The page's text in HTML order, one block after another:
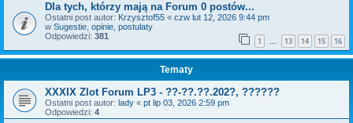
Dla tych, którzy mają na Forum 0 postów...
Ostatni post autor: Krzysztof55 « czw lut 12, 2026 9:44 pm
w Sugestie, opinie, postulaty
Odpowiedzi: 381 1 … 13 14 15 16
Tematy
XXXIX Zlot Forum LP3 - ??-??.??.202?, ??????
Ostatni post autor: lady « pt lip 03, 2026 2:59 pm
Odpowiedzi: 4